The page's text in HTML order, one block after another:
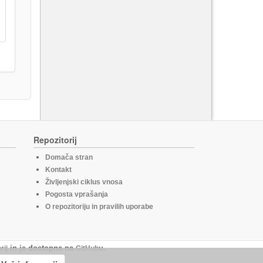
Repozitorij
Domača stran
Kontakt
Življenjski ciklus vnosa
Pogosta vprašanja
O repozitoriju in pravilih uporabe
in je dostopna naGitHubu.